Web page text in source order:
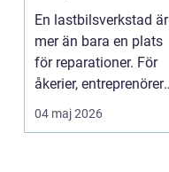
tunga fordon
En lastbilsverkstad är
mer än bara en plats
för reparationer. För
åkerier, entreprenörer
och företag...
04 maj 2026